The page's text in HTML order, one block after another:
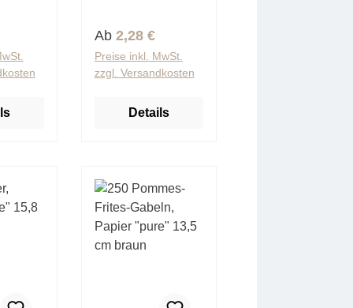
Regulärer Preis:
Ab 2,28 €
Preise inkl. MwSt.
zzgl. Versandkosten
Details